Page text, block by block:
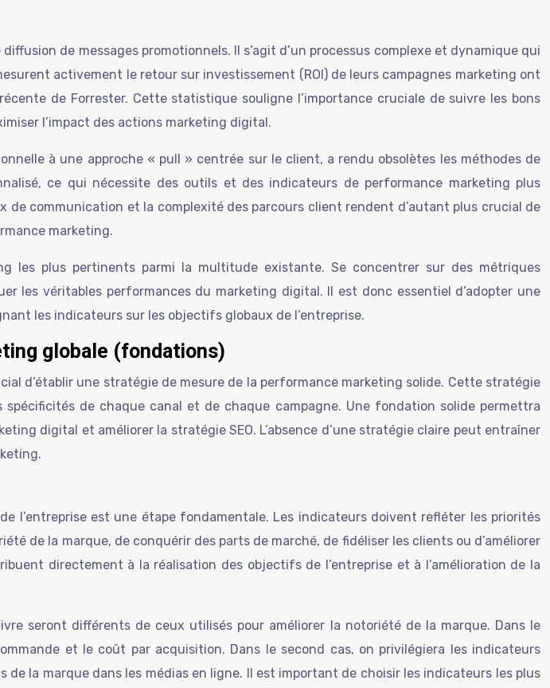
de messages promotionnels. Il s’agit d’un processus complexe et dynamique qui
activement le retour sur investissement (ROI) de leurs campagnes marketing ont
de Forrester. Cette statistique souligne l’importance cruciale de suivre les bons
l’impact des actions marketing digital.
à une approche « pull » centrée sur le client, a rendu obsolètes les méthodes de
ce qui nécessite des outils et des indicateurs de performance marketing plus
de communication et la complexité des parcours client rendent d’autant plus crucial de
marketing.
les plus pertinents parmi la multitude existante. Se concentrer sur des métriques
les véritables performances du marketing digital. Il est donc essentiel d’adopter une
les indicateurs sur les objectifs globaux de l’entreprise.
globale (fondations)
d’établir une stratégie de mesure de la performance marketing solide. Cette stratégie
de chaque canal et de chaque campagne. Une fondation solide permettra
digital et améliorer la stratégie SEO. L’absence d’une stratégie claire peut entraîner
l’entreprise est une étape fondamentale. Les indicateurs doivent refléter les priorités
de la marque, de conquérir des parts de marché, de fidéliser les clients ou d’améliorer
directement à la réalisation des objectifs de l’entreprise et à l’amélioration de la
seront différents de ceux utilisés pour améliorer la notoriété de la marque. Dans le
et le coût par acquisition. Dans le second cas, on privilégiera les indicateurs
la marque dans les médias en ligne. Il est important de choisir les indicateurs les plus